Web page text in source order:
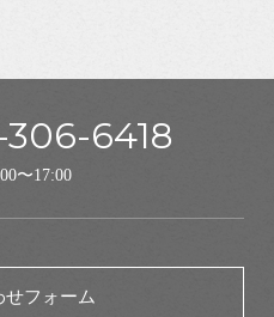
6418
〜17:00
せフォーム